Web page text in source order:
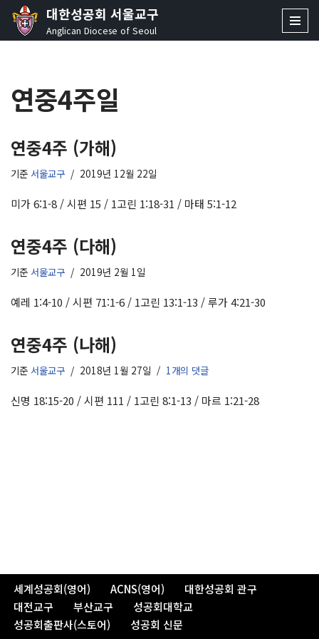
콘
로
건
뛰
기
대한성공회 서울교구
Anglican Diocese of Seoul
연중4주일
연중4주 (가해)
기준 서울교구 2019년 12월 22일
미가 6:1-8 / 시편 15 / 1고린 1:18-31 / 마태 5:1-12
연중4주 (다해)
기준 서울교구 2019년 2월 1일
예레 1:4-10 / 시편 71:1-6 / 1고린 13:1-13 / 루가 4:21-30
연중4주 (나해)
기준 서울교구 2018년 1월 27일 1개의 댓글
신명 18:15-20 / 시편 111 / 1고린 8:1-13 / 마르 1:21-28
세계성공회(영어) ACNS(영어)
대한성공회 관구
대전교구
부산교구
성공회대학교
성공회출판사(스토어)
성공회 신문